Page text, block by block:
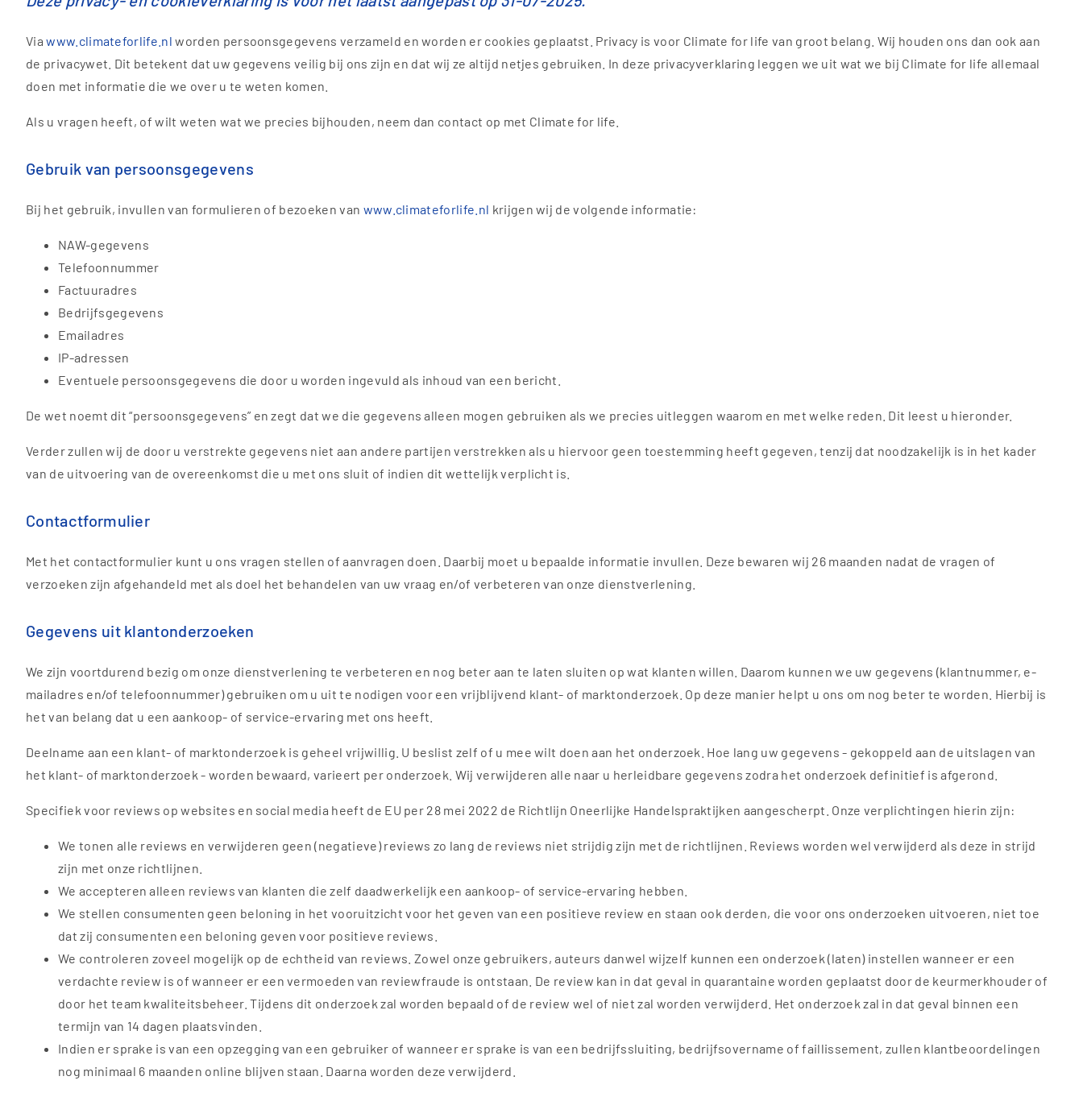
Viawww.climateforlife.nl worden persoonsgegevens verzameld en worden er cookies geplaatst. Privacy is voor Climate for life van groot belang. Wij houden ons dan ook aan
de privacywet. Dit betekent dat uw gegevens veilig bij ons zijn en dat wij ze altijd netjes gebruiken. In deze privacyverklaring leggen we uit wat we bij Climate for life allemaal
doen met informatie die we over u te weten komen.
Als u vragen heeft, of wilt weten wat we precies bijhouden, neem dan contact op met Climate for life.
Gebruik van persoonsgegevens
Bij het gebruik, invullen van formulieren of bezoeken van www.climateforlife.nl krijgen wij de volgende informatie:
NAW-gegevens
Telefoonnummer
Factuuradres
Bedrijfsgegevens
Emailadres
IP-adressen
Eventuele persoonsgegevens die door u worden ingevuld als inhoud van een bericht.
De wet noemt dit “persoonsgegevens” en zegt dat we die gegevens alleen mogen gebruiken als we precies uitleggen waarom en met welke reden. Dit leest u hieronder.
Verder zullen wij de door u verstrekte gegevens niet aan andere partijen verstrekken als u hiervoor geen toestemming heeft gegeven, tenzij dat noodzakelijk is in het kader
van de uitvoering van de overeenkomst die u met ons sluit of indien dit wettelijk verplicht is.
Contactformulier
Met het contactformulier kunt u ons vragen stellen of aanvragen doen. Daarbij moet u bepaalde informatie invullen. Deze bewaren wij 26 maanden nadat de vragen of
verzoeken zijn afgehandeld met als doel het behandelen van uw vraag en/of verbeteren van onze dienstverlening.
Gegevens uit klantonderzoeken
We zijn voortdurend bezig om onze dienstverlening te verbeteren en nog beter aan te laten sluiten op wat klanten willen. Daarom kunnen we uw gegevens (klantnummer, e-
mailadres en/of telefoonnummer) gebruiken om u uit te nodigen voor een vrijblijvend klant- of marktonderzoek. Op deze manier helpt u ons om nog beter te worden. Hierbij is
het van belang dat u een aankoop- of service-ervaring met ons heeft.
Deelname aan een klant- of marktonderzoek is geheel vrijwillig. U beslist zelf of u mee wilt doen aan het onderzoek. Hoe lang uw gegevens - gekoppeld aan de uitslagen van
het klant- of marktonderzoek - worden bewaard, varieert per onderzoek. Wij verwijderen alle naar u herleidbare gegevens zodra het onderzoek definitief is afgerond.
Specifiek voor reviews op websites en social media heeft de EU per 28 mei 2022 de Richtlijn Oneerlijke Handelspraktijken aangescherpt. Onze verplichtingen hierin zijn:
We tonen alle reviews en verwijderen geen (negatieve) reviews zo lang de reviews niet strijdig zijn met de richtlijnen. Reviews worden wel verwijderd als deze in strijd
zijn met onze richtlijnen.
We accepteren alleen reviews van klanten die zelf daadwerkelijk een aankoop- of service-ervaring hebben.
We stellen consumenten geen beloning in het vooruitzicht voor het geven van een positieve review en staan ook derden, die voor ons onderzoeken uitvoeren, niet toe
dat zij consumenten een beloning geven voor positieve reviews.
We controleren zoveel mogelijk op de echtheid van reviews. Zowel onze gebruikers, auteurs danwel wijzelf kunnen een onderzoek (laten) instellen wanneer er een
verdachte review is of wanneer er een vermoeden van reviewfraude is ontstaan. De review kan in dat geval in quarantaine worden geplaatst door de keurmerkhouder of
door het team kwaliteitsbeheer. Tijdens dit onderzoek zal worden bepaald of de review wel of niet zal worden verwijderd. Het onderzoek zal in dat geval binnen een
termijn van 14 dagen plaatsvinden.
Indien er sprake is van een opzegging van een gebruiker of wanneer er sprake is van een bedrijfssluiting, bedrijfsovername of faillissement, zullen klantbeoordelingen
nog minimaal 6 maanden online blijven staan. Daarna worden deze verwijderd.